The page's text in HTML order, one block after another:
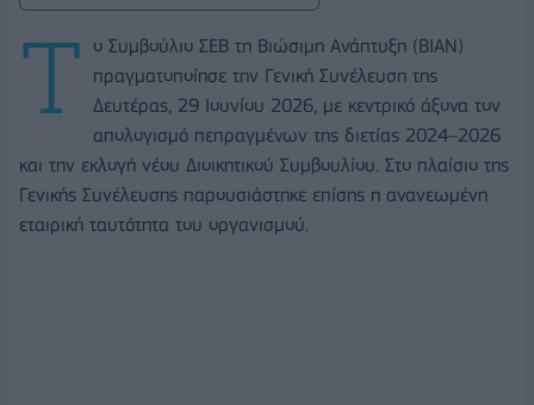
Τ
ο Συμβούλιο ΣΕΒ τη Βιώσιμη Ανάπτυξη (ΒΙΑΝ)
πραγματοποίησε την Γενική Συνέλευση της
Δευτέρας, 29 Ιουνίου 2026, με κεντρικό άξονα τον
απολογισμό πεπραγμένων της διετίας 2024–2026
και την εκλογή νέου Διοικητικού Συμβουλίου. Στο πλαίσιο της
Γενικής Συνέλευσης παρουσιάστηκε επίσης η ανανεωμένη
εταιρική ταυτότητα του οργανισμού.